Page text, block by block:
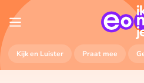
Kijk en Luister Praat mee